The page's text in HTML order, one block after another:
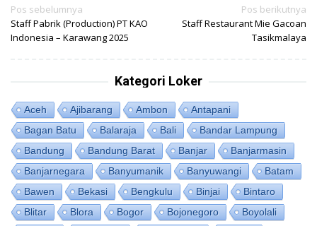
Navigasi
pos
Pos sebelumnya
Staff Pabrik (Production) PT KAO
Indonesia – Karawang 2025
Pos berikutnya
Staff Restaurant Mie Gacoan
Tasikmalaya
Kategori Loker
Aceh Ajibarang Ambon
Antapani
Bagan Batu
Balaraja Bali
Bandar Lampung
Bandung
Bandung Barat Banjar
Banjarmasin
Banjarnegara
Banyumanik Banyuwangi
Batam
Bawen
Bekasi Bengkulu Binjai
Bintaro
Blitar
Blora Bogor Bojonegoro
Boyolali